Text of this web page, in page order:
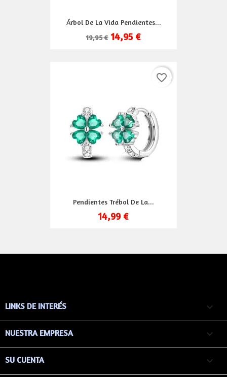
Árbol De La Vida Pendientes...
19,95 € 14,95 €
Pendientes Trébol De La...
14,99 €
favorite_border
LINKS DE INTERÉS 
NUESTRA EMPRESA 
SU CUENTA 